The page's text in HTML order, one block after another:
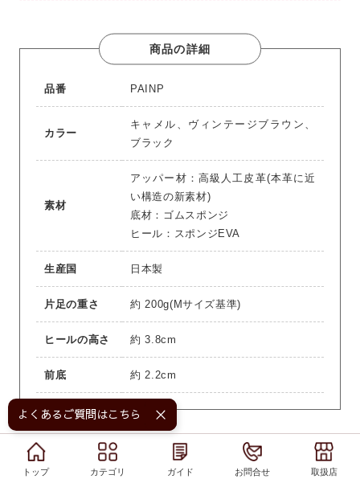
トップ カテゴリ ガイド お問合せ 取扱店
商品の詳細
品番 PAINP
カラー
キャメル、ヴィンテージブラウン、
ブラック
素材
アッパー材：高級人工皮革(本革に近
い構造の新素材)
底材：ゴムスポンジ
ヒール：スポンジEVA
生産国 日本製
片足の重さ 約 200g(Mサイズ基準)
ヒールの高さ 約 3.8cm
前底 約 2.2cm
サイズ
トップ カテゴリ ガイド お問合せ 取扱店
よくあるご質問はこちら！